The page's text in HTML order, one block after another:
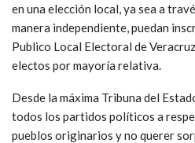
en una elección local, ya sea a
manera independiente, puedan
Publico Local Electoral de
electos por mayoría relativa.
Desde la máxima Tribuna del
todos los partidos políticos a
pueblos originarios y no querer